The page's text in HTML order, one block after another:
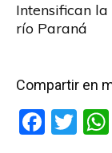
Intensifican
río Paraná
Compartir en
F
T